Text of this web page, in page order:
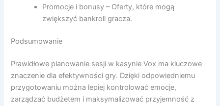
Promocje i bonusy – Oferty, które mogą
zwiększyć bankroll gracza.
Podsumowanie
Prawidłowe planowanie sesji w kasynie Vox ma kluczowe
znaczenie dla efektywności gry. Dzięki odpowiedniemu
przygotowaniu można lepiej kontrolować emocje,
zarządzać budżetem i maksymalizować przyjemność z